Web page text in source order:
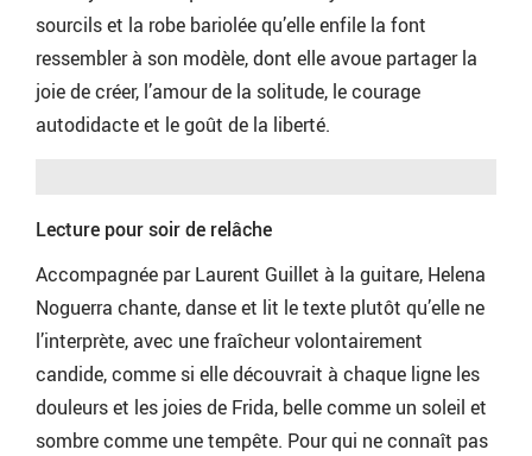
sourcils et la robe bariolée qu’elle enfile la font
ressembler à son modèle, dont elle avoue partager la
joie de créer, l’amour de la solitude, le courage
autodidacte et le goût de la liberté.
Lecture pour soir de relâche
Accompagnée par Laurent Guillet à la guitare, Helena
Noguerra chante, danse et lit le texte plutôt qu’elle ne
l’interprète, avec une fraîcheur volontairement
candide, comme si elle découvrait à chaque ligne les
douleurs et les joies de Frida, belle comme un soleil et
sombre comme une tempête. Pour qui ne connaît pas